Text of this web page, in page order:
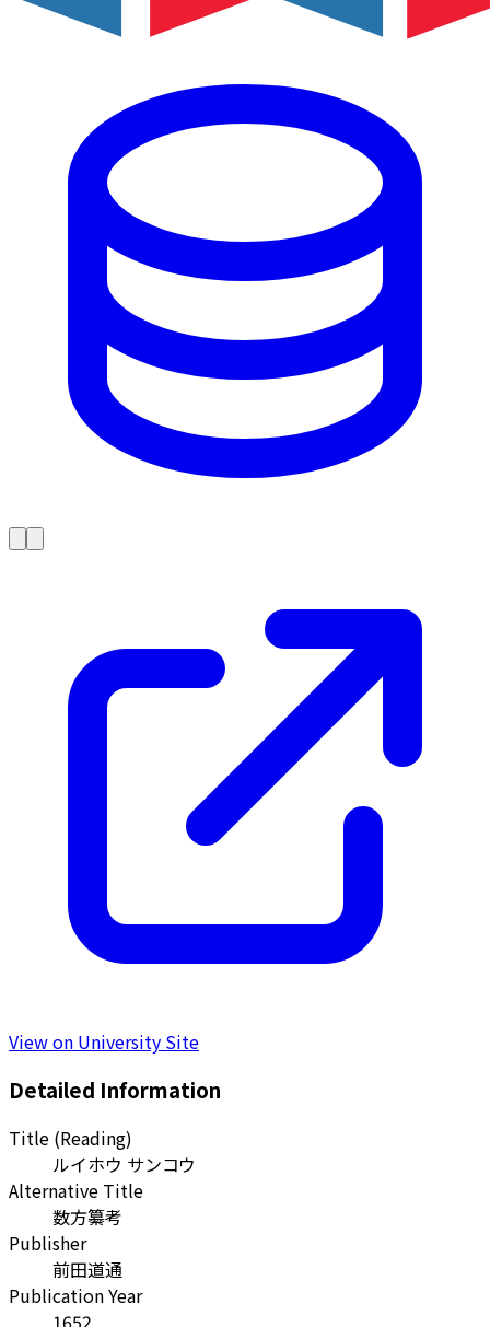
View on University Site
Detailed Information
Title (Reading)
ルイホウ サンコウ
Alternative Title
数方纂考
Publisher
前田道通
Publication Year
1652